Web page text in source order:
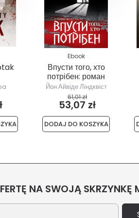
Ebook
Впусти того, хто
потрібен: роман
Йон Айвіде Ліндквіст
61,01 zł
53,07 zł
DODAJ DO KOSZYKA
NA SWOJĄ SKRZYNKĘ